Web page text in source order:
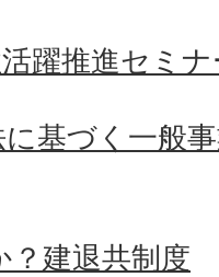
躍推進セミナ
基づく一般
建退共制度